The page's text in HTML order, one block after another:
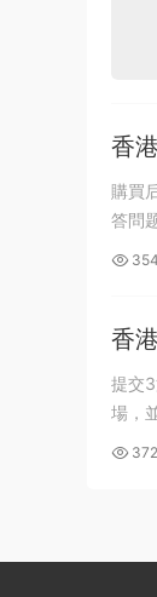
香
購買后會讓你
答問
354
香
提交3篇相關的新聞報道。
場，
372